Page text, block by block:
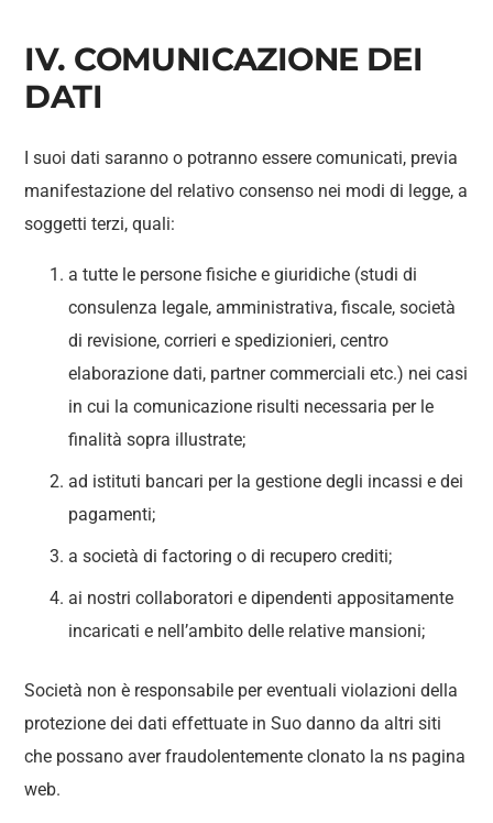
IV. COMUNICAZIONE DEI
DATI
I suoi dati saranno o potranno essere comunicati, previa
manifestazione del relativo consenso nei modi di legge, a
soggetti terzi, quali:
a tutte le persone fisiche e giuridiche (studi di
consulenza legale, amministrativa, fiscale, società
di revisione, corrieri e spedizionieri, centro
elaborazione dati, partner commerciali etc.) nei casi
in cui la comunicazione risulti necessaria per le
finalità sopra illustrate;
ad istituti bancari per la gestione degli incassi e dei
pagamenti;
a società di factoring o di recupero crediti;
ai nostri collaboratori e dipendenti appositamente
incaricati e nell’ambito delle relative mansioni;
Società non è responsabile per eventuali violazioni della
protezione dei dati effettuate in Suo danno da altri siti
che possano aver fraudolentemente clonato la ns pagina
web.